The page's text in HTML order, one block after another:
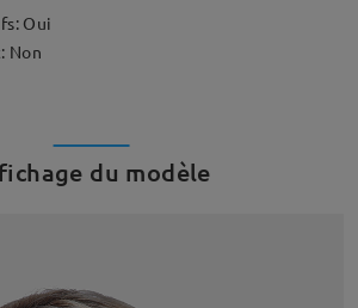
Oui
Non
du modèle